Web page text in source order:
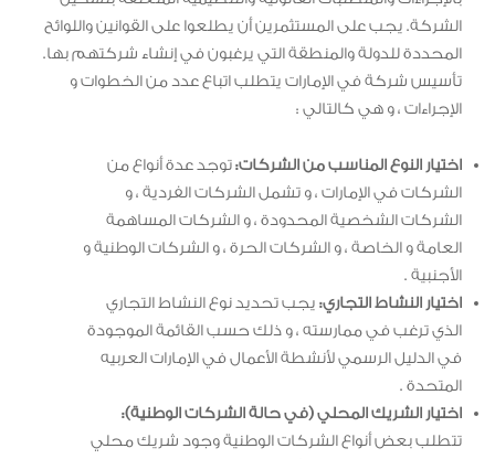
الشركة. يجب على المستثمرين أن يطلعوا على القوانين واللوائح
المحددة للدولة والمنطقة التي يرغبون في إنشاء شركتهم بها.
تأسيس شركة في الإمارات يتطلب اتباع عدد من الخطوات و
الإجراءات ، و هي كالتالي :
اختيار النوع المناسب من الشركات:توجد عدة أنواع من
الشركات في الإمارات ، و تشمل الشركات الفردية ، و
الشركات الشخصية المحدودة ، و الشركات المساهمة
العامة و الخاصة ، و الشركات الحرة ، و الشركات الوطنية و
الأجنبية .
اختيار النشاط التجاري: يجب تحديد نوع النشاط التجاري
الذي ترغب في ممارسته ، و ذلك حسب القائمة الموجودة
في الدليل الرسمي لأنشطة الأعمال في الإمارات العربيه
المتحدة .
اختيار الشريك المحلي (في حالة الشركات الوطنية):
تتطلب بعض أنواع الشركات الوطنية وجود شريك محلي